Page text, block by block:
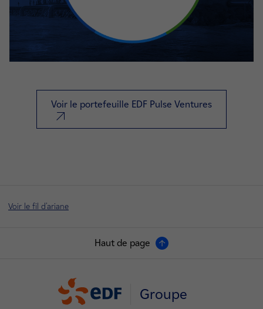
Voir le portefeuille EDF Pulse Ventures
nouvel onglet
Voir le fil d'ariane
Haut de page
Groupe